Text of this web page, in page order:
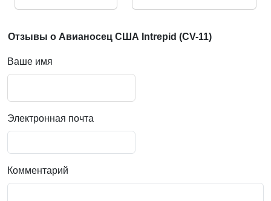
Отзывы о Авианосец США Intrepid (CV-11)
Ваше имя
Электронная почта
Комментарий